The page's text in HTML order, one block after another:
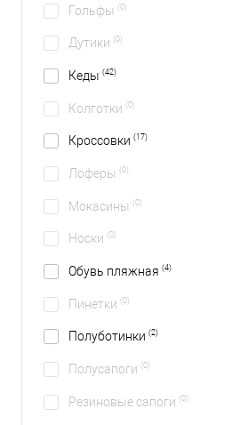
Гольфы (0)
Дутики (0)
Кеды (42)
Колготки (0)
Кроссовки (17)
Лоферы (0)
Мокасины (0)
Носки (0)
Обувь пляжная (4)
Пинетки (0)
Полуботинки (2)
Полусапоги (0)
Резиновые сапоги (0)